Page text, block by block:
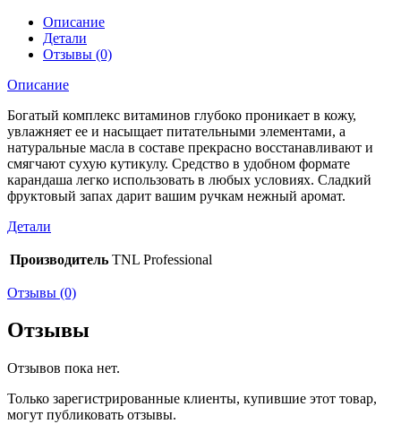
Описание
Детали
Отзывы (0)
Описание
Богатый комплекс витаминов глубоко проникает в кожу,
увлажняет ее и насыщает питательными элементами, а
натуральные масла в составе прекрасно восстанавливают и
смягчают сухую кутикулу. Средство в удобном формате
карандаша легко использовать в любых условиях. Сладкий
фруктовый запах дарит вашим ручкам нежный аромат.
Детали
Производитель TNL Professional
Отзывы (0)
Отзывы
Отзывов пока нет.
Только зарегистрированные клиенты, купившие этот товар,
могут публиковать отзывы.